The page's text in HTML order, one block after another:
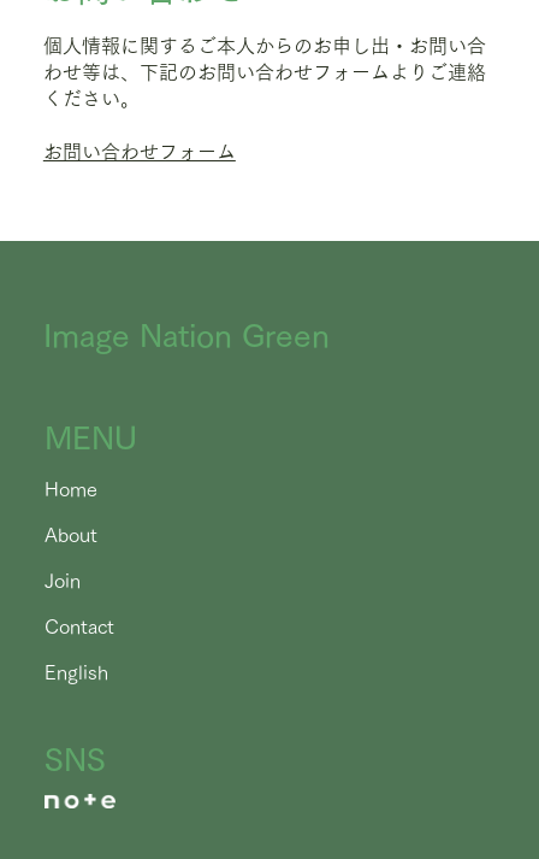
個人情報に関するご本人からのお申し出・お問い合
わせ等は、下記のお問い合わせフォームよりご連絡
ください。
お問い合わせフォーム
SNS
MENU
Home
About
Join
Contact
English
Image Nation Green